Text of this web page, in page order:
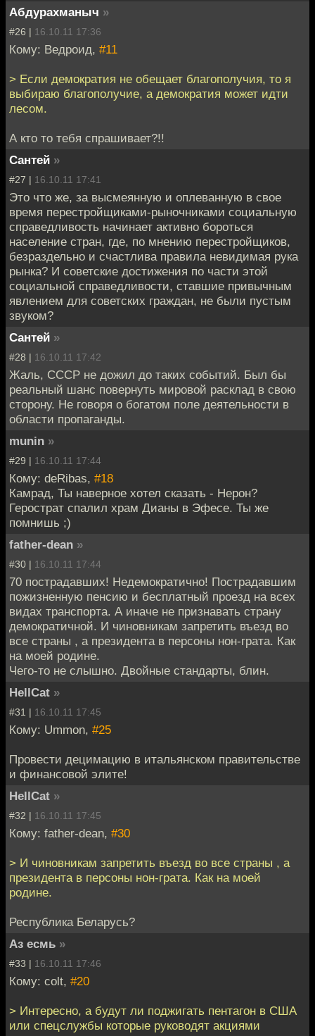
Абдурахманыч »
#26 | 16.10.11 17:36
Кому: Ведроид, #11
> Если демократия не обещает благополучия, то я
выбираю благополучие, а демократия может идти
лесом.
А кто то тебя спрашивает?!!
Сантей »
#27 | 16.10.11 17:41
Это что же, за высмеянную и оплеванную в свое
время перестройщиками-рыночниками социальную
справедливость начинает активно бороться
население стран, где, по мнению перестройщиков,
безраздельно и счастлива правила невидимая рука
рынка? И советские достижения по части этой
социальной справедливости, ставшие привычным
явлением для советских граждан, не были пустым
звуком?
Сантей »
#28 | 16.10.11 17:42
Жаль, СССР не дожил до таких событий. Был бы
реальный шанс повернуть мировой расклад в свою
сторону. Не говоря о богатом поле деятельности в
области пропаганды.
munin »
#29 | 16.10.11 17:44
Кому: deRibas, #18
Камрад, Ты наверное хотел сказать - Нерон?
Герострат спалил храм Дианы в Эфесе. Ты же
помнишь ;)
father-dean »
#30 | 16.10.11 17:44
70 пострадавших! Недемократично! Пострадавшим
пожизненную пенсию и бесплатный проезд на всех
видах транспорта. А иначе не признавать страну
демократичной. И чиновникам запретить въезд во
все страны , а президента в персоны нон-грата. Как
на моей родине.
Чего-то не слышно. Двойные стандарты, блин.
HellCat »
#31 | 16.10.11 17:45
Кому: Ummon, #25
Провести децимацию в итальянском правительстве
и финансовой элитe!
HellCat »
#32 | 16.10.11 17:45
Кому: father-dean, #30
> И чиновникам запретить въезд во все страны , а
президента в персоны нон-грата. Как на моей
родине.
Республика Беларусь?
Аз есмь »
#33 | 16.10.11 17:46
Кому: colt, #20
> Интересно, а будут ли поджигать пентагон в США
или спецслужбы которые руководят акциями